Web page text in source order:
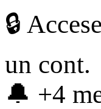
🔒
un cont.
🔔 +4